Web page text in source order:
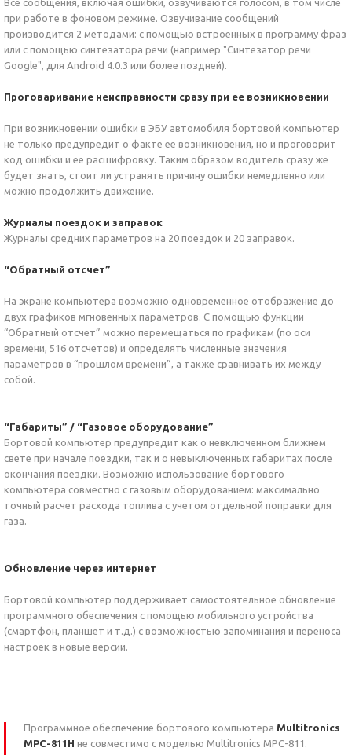
Все сообщения, включая ошибки, озвучиваются голосом, в том числе
при работе в фоновом режиме. Озвучивание сообщений
производится 2 методами: с помощью встроенных в программу фраз
или с помощью синтезатора речи (например "Синтезатор речи
Google", для Android 4.0.3 или более поздней).
Проговаривание неисправности сразу при ее возникновении
При возникновении ошибки в ЭБУ автомобиля бортовой компьютер
не только предупредит о факте ее возникновения, но и проговорит
код ошибки и ее расшифровку. Таким образом водитель сразу же
будет знать, стоит ли устранять причину ошибки немедленно или
можно продолжить движение.
Журналы поездок и заправок
Журналы средних параметров на 20 поездок и 20 заправок.
“Обратный отсчет”
На экране компьютера возможно одновременное отображение до
двух графиков мгновенных параметров. С помощью функции
“Обратный отсчет” можно перемещаться по графикам (по оси
времени, 516 отсчетов) и определять численные значения
параметров в “прошлом времени”, а также сравнивать их между
собой.
“Габариты” / “Газовое оборудование”
Бортовой компьютер предупредит как о невключенном ближнем
свете при начале поездки, так и о невыключенных габаритах после
окончания поездки. Возможно использование бортового
компьютера совместно с газовым оборудованием: максимально
точный расчет расхода топлива с учетом отдельной поправки для
газа.
Обновление через интернет
Бортовой компьютер поддерживает самостоятельное обновление
программного обеспечения с помощью мобильного устройства
(смартфон, планшет и т.д.) с возможностью запоминания и переноса
настроек в новые версии.
Программное обеспечение бортового компьютера Multitronics
MPC-811H не совместимо с моделью Multitronics MPC-811.